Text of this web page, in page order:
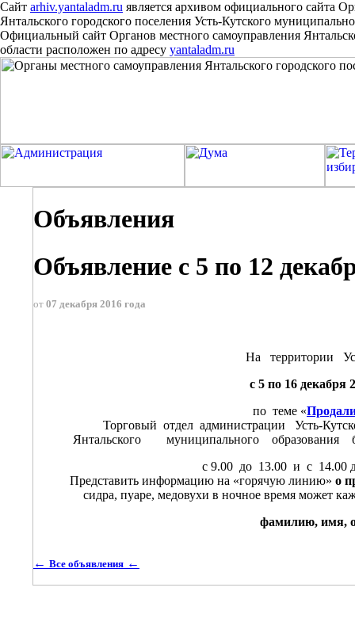
Сайт arhiv.yantaladm.ru является архивом официального сайта
Янтальского городского поселения Усть-Кутского
Официальный сайт Органов местного самоуправления
области расположен по адресу yantaladm.ru
Объявления
Объявление с 5 по 12
от 07 декабря 2016 года
На территории
с 5 по 16 декабря
по теме «
Торговый отдел администрации Усть-
Янтальского муниципального образования
с 9.00 до 13.00 и с 14.00
Представить информацию на «горячую линию» о
сидра, пуаре, медовухи в ночное время может
фамилию, имя,
← Все объявления ←